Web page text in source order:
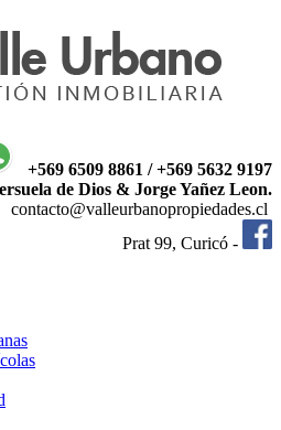
+569 6509 8861 / +569 5632 9197
de Dios & Jorge Yañez Leon.
contacto@valleurbanopropiedades.cl
Prat 99, Curicó -